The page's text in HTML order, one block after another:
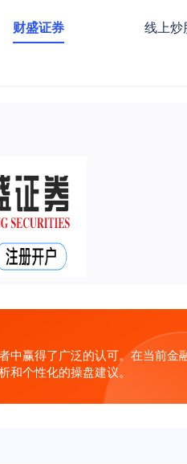
财盛证券 线上炒
赢得了广泛的认可。在当前
个性化的操盘建议。